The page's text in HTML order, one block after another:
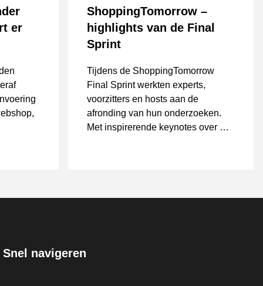
er
ShoppingTomorrow –
highlights van de Final
Sprint
Tijdens de ShoppingTomorrow
Final Sprint werkten experts,
voorzitters en hosts aan de
afronding van hun onderzoeken.
Met inspirerende keynotes over AI,
de expertgroepen worden op 8
Snel navigeren